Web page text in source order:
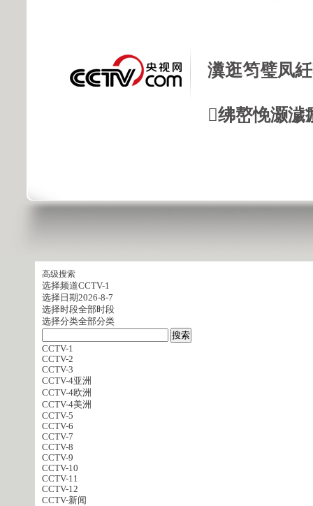
瀵逛笉璧凤
绋嶅悗灏
高级搜索
选择频道CCTV-1
选择日期2026-8-7
选择时段全部时段
选择分类全部分类
CCTV-1
CCTV-2
CCTV-3
CCTV-4亚洲
CCTV-4欧洲
CCTV-4美洲
CCTV-5
CCTV-6
CCTV-7
CCTV-8
CCTV-9
CCTV-10
CCTV-11
CCTV-12
CCTV-新闻